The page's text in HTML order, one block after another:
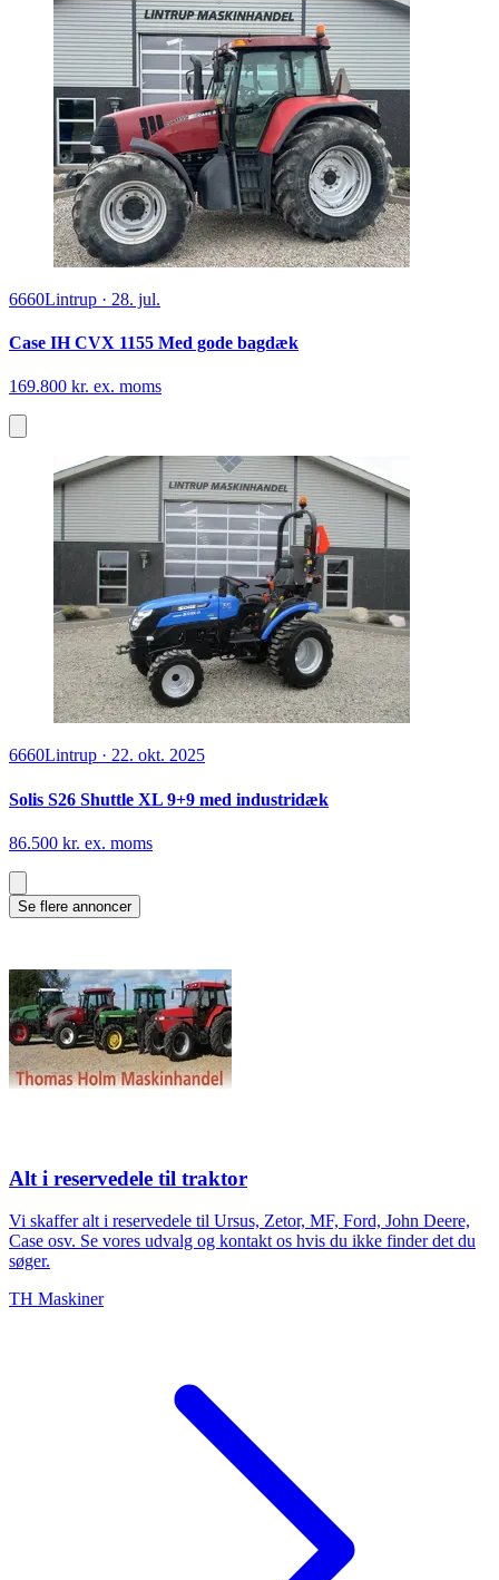
6660Lintrup · 28. jul.
Case IH CVX 1155 Med gode bagdæk
169.800 kr. ex. moms
6660Lintrup · 22. okt. 2025
Solis S26 Shuttle XL 9+9 med industridæk
86.500 kr. ex. moms
Se flere annoncer
Alt i reservedele til traktor
Vi skaffer alt i reservedele til Ursus, Zetor, MF, Ford, John Deere,
Case osv. Se vores udvalg og kontakt os hvis du ikke finder det du
søger.
TH Maskiner